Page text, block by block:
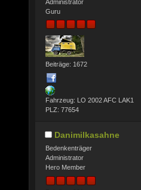
Administrator
Guru
Beiträge: 1672
Fahrzeug: LO 2002 AFC LAK1
PLZ: 77654
Danimilkasahne
Bedenkenträger
Administrator
Hero Member